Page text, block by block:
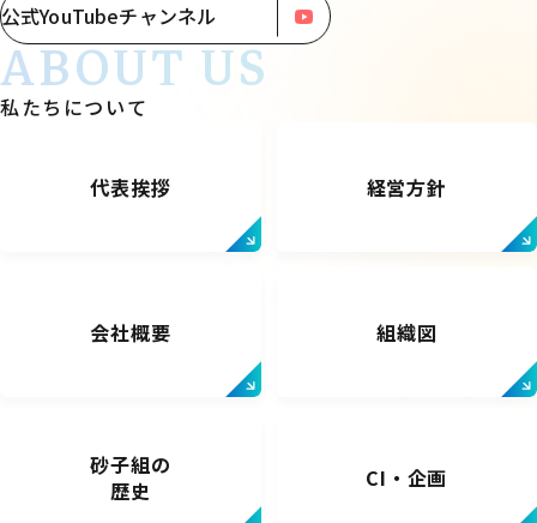
公式YouTubeチャンネル
私たちについて
ABOUT US
代表挨拶 経営方針
会社概要 組織図
砂子組の
歴史
CI・企画